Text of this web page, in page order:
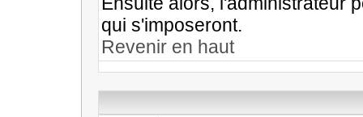
qui s'imposeront.
Revenir en haut